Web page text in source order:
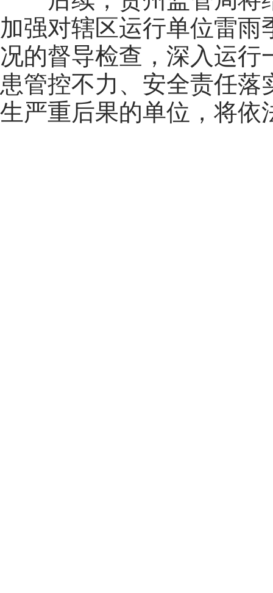
加强对辖区运行单位雷
况的督导检查，深入运行
患管控不力、安全责任
生严重后果的单位，将依